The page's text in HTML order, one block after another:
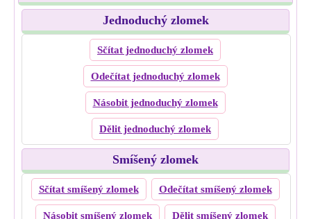
Jednoduchý zlomek
Sčítat jednoduchý zlomek
Odečítat jednoduchý zlomek
Násobit jednoduchý zlomek
Dělit jednoduchý zlomek
Smíšený zlomek
Sčítat smíšený zlomek Odečítat smíšený zlomek
Násobit smíšený zlomek Dělit smíšený zlomek